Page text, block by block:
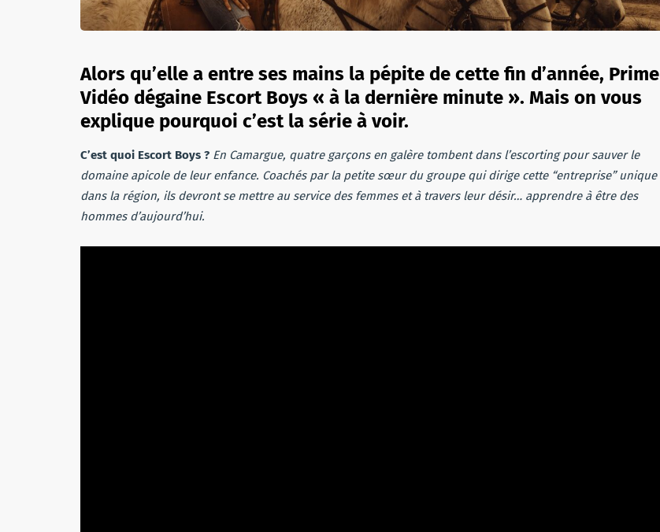
Alors qu’elle a entre ses mains la pépite de cette fin d’année, Prime
Vidéo dégaine Escort Boys « à la dernière minute ». Mais on vous
explique pourquoi c’est la série à voir.
C’est quoi Escort Boys ? En Camargue, quatre garçons en galère tombent dans l’escorting pour sauver le
domaine apicole de leur enfance. Coachés par la petite sœur du groupe qui dirige cette “entreprise” unique
dans la région, ils devront se mettre au service des femmes et à travers leur désir… apprendre à être des
hommes d’aujourd’hui.